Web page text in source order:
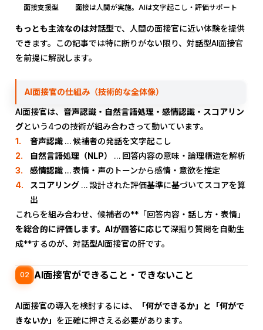
面接支援型 面接は人間が実施。AIは文字起こし・評価サポート
もっとも主流なのは対話型で、人間の面接官に近い体験を提供
できます。この記事では特に断りがない限り、対話型AI面接官
を前提に解説します。
AI面接官の仕組み（技術的な全体像）
AI面接官は、 音声認識・自然言語処理・感情認識・スコアリン
グという4つの技術が組み合わさって動いています。
音声認識 … 候補者の発話を文字起こし
自然言語処理（NLP）
… 回答内容の意味・論理構造を解析
感情認識 … 表情・声のトーンから感情・意欲を推定
スコアリング … 設計された評価基準に基づいてスコアを算
出
これらを組み合わせ、候補者の**「回答内容・話し方・表情」
を総合的に評価します。AIが回答に応じて深掘り質問を自動生
成**するのが、対話型AI面接官の肝です。
02 AI面接官ができること・できないこと
AI面接官の導入を検討するには、
「何ができるか」と「何がで
きないか」 を正確に押さえる必要があります。